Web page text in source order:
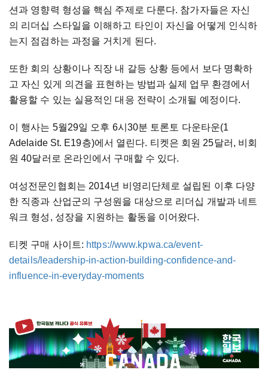
션과 영향력 형성을 핵심 주제로 다룬다. 참가자들은 자신
의 리더십 스타일을 이해하고 타인이 자신을 어떻게 인식하
는지 점검하는 과정을 거치게 된다.
또한 회의 상황이나 직장 내 갈등 상황 등에서 보다 명확하
고 자신 있게 의견을 표현하는 방법과 실제 업무 환경에서
활용할 수 있는 실용적인 대응 전략이 소개될 예정이다.
이 행사는 5월29일 오후 6시30분 토론토 다운타운(1
Adelaide St. E19층)에서 열린다. 티켓은 회원 25달러, 비회
원 40달러로 온라인에서 구매할 수 있다.
여성전문인협회는 2014년 비영리단체로 설립된 이후 다양
한 직종과 산업군의 구성원을 대상으로 리더십 개발과 네트
워크 형성, 성장을 지원하는 활동을 이어왔다.
티켓 구매 사이트: https://www.kpwa.ca/event-
details/leadership-in-action-building-confidence-and-
influence-in-everyday-moments